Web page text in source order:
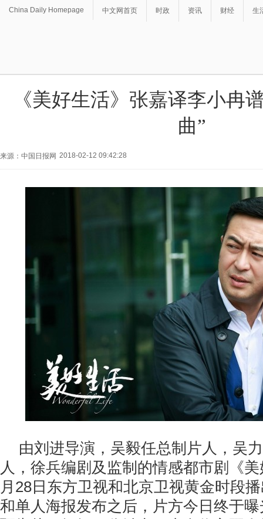
China Daily Homepage 中文网首页 时政 资讯 财经 生
《美好生活》张嘉译李小冉
曲”
来源：中国日报网 2018-02-12 09:42:28
由刘进导演，吴毅任总制片人，吴
人，徐兵编剧及监制的情感都市剧《
月28日东方卫视和北京卫视黄金时段
和单人海报发布之后，片方今日终于曝